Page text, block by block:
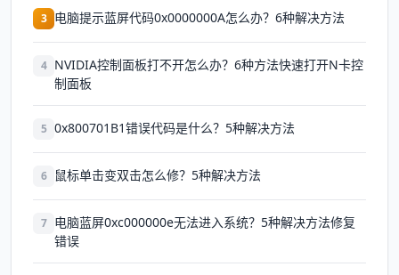
3 电脑提示蓝屏代码0x0000000A怎么办？6种解决方法
4 NVIDIA控制面板打不开怎么办？6种方法快速打开N卡控
制面板
5 0x800701B1错误代码是什么？5种解决方法
6 鼠标单击变双击怎么修？5种解决方法
7 电脑蓝屏0xc000000e无法进入系统？5种解决方法修复
错误